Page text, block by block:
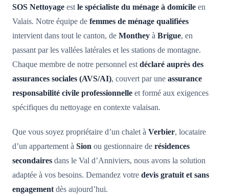
SOS Nettoyage estle spécialiste du ménage à domicile en
Valais. Notre équipe de femmes de ménage qualifiées
intervient dans tout le canton, de Monthey à Brigue, en
passant par les vallées latérales et les stations de montagne.
Chaque membre de notre personnel estdéclaré auprès des
assurances sociales (AVS/AI), couvert par une assurance
responsabilité civile professionnelle et formé aux exigences
spécifiques du nettoyage en contexte valaisan.
Que vous soyez propriétaire d’un chalet à Verbier, locataire
d’un appartement à Sion ou gestionnaire de résidences
secondaires dans le Val d’Anniviers, nous avons la solution
adaptée à vos besoins. Demandez votre devis gratuit et sans
engagementdès aujourd’hui.